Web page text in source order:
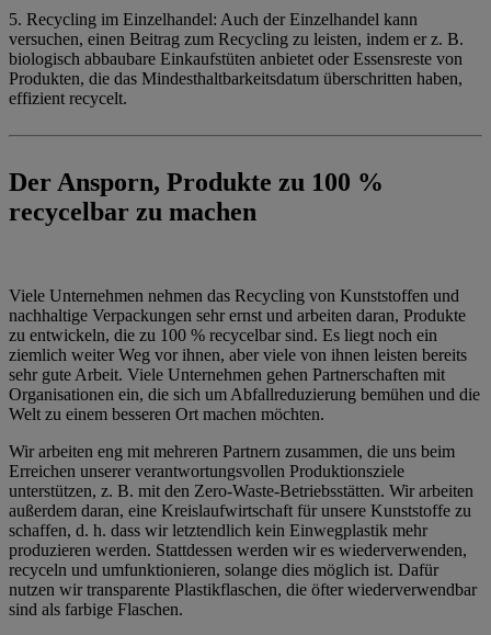
5. Recycling im Einzelhandel: Auch der Einzelhandel kann
versuchen, einen Beitrag zum Recycling zu leisten, indem er z. B.
biologisch abbaubare Einkaufstüten anbietet oder Essensreste von
Produkten, die das Mindesthaltbarkeitsdatum überschritten haben,
effizient recycelt.
Der Ansporn, Produkte zu 100 %
recycelbar zu machen
Viele Unternehmen nehmen das Recycling von Kunststoffen und
nachhaltige Verpackungen sehr ernst und arbeiten daran, Produkte
zu entwickeln, die zu 100 % recycelbar sind. Es liegt noch ein
ziemlich weiter Weg vor ihnen, aber viele von ihnen leisten bereits
sehr gute Arbeit. Viele Unternehmen gehen Partnerschaften mit
Organisationen ein, die sich um Abfallreduzierung bemühen und die
Welt zu einem besseren Ort machen möchten.
Wir arbeiten eng mit mehreren Partnern zusammen, die uns beim
Erreichen unserer verantwortungsvollen Produktionsziele
unterstützen, z. B. mit den Zero-Waste-Betriebsstätten. Wir arbeiten
außerdem daran, eine Kreislaufwirtschaft für unsere Kunststoffe zu
schaffen, d. h. dass wir letztendlich kein Einwegplastik mehr
produzieren werden. Stattdessen werden wir es wiederverwenden,
recyceln und umfunktionieren, solange dies möglich ist. Dafür
nutzen wir transparente Plastikflaschen, die öfter wiederverwendbar
sind als farbige Flaschen.